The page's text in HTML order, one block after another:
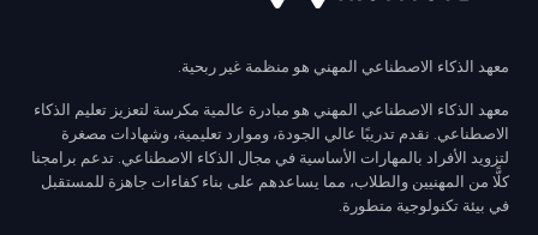
معهد الذكاء الاصطناعي المهني هو منظمة غير ربحية.
معهد الذكاء الاصطناعي المهني هو مبادرة عالمية مكرسة لتعزيز تعليم الذكاء
الاصطناعي. نقدم تدريبًا عالي الجودة، وموارد تعليمية، وشهادات مصغرة
لتزويد الأفراد بالمهارات الأساسية في مجال الذكاء الاصطناعي. تدعم برامجنا
كلًّا من المهنيين والطلاب، مما يساعدهم على بناء كفاءات جاهزة للمستقبل
في بيئة تكنولوجية متطورة.